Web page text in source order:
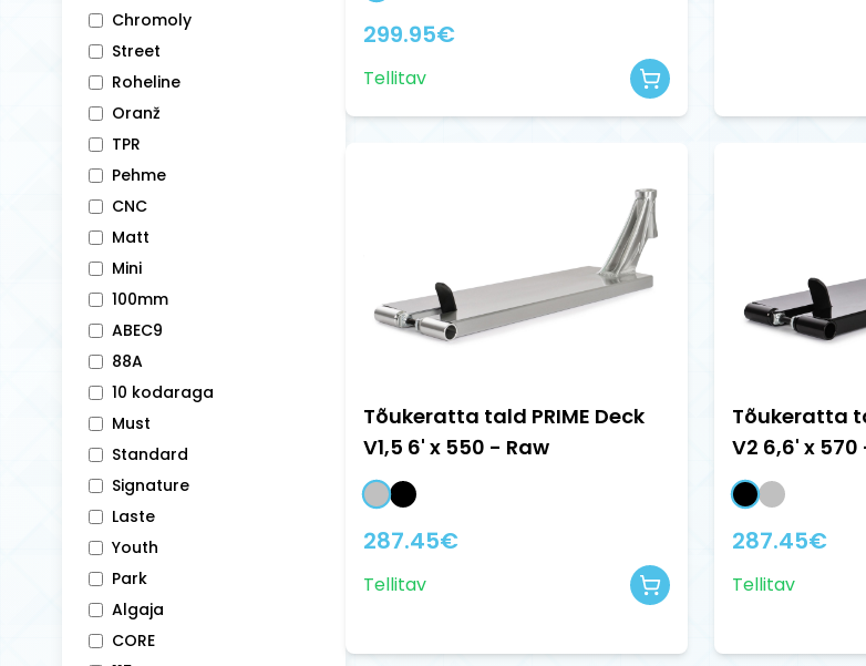
Chromoly
Street
Roheline
Oranž
TPR
Pehme
CNC
Matt
Mini
100mm
ABEC9
88A
10 kodaraga
Must
Standard
Signature
Laste
Youth
Park
Algaja
CORE
299.95€
Tellitav
Tõukeratta tald PRIME Deck
V1,5 6' x 550 - Raw
287.45€
Tellitav
Tõukeratta
V2 6,6' x
287.45€
Tellitav